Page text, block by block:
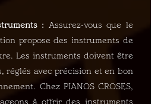
: Assurez-vous que le
propose des instruments de
Les instruments doivent être
réglés avec précision et en bon
Chez PIANOS CROSES,